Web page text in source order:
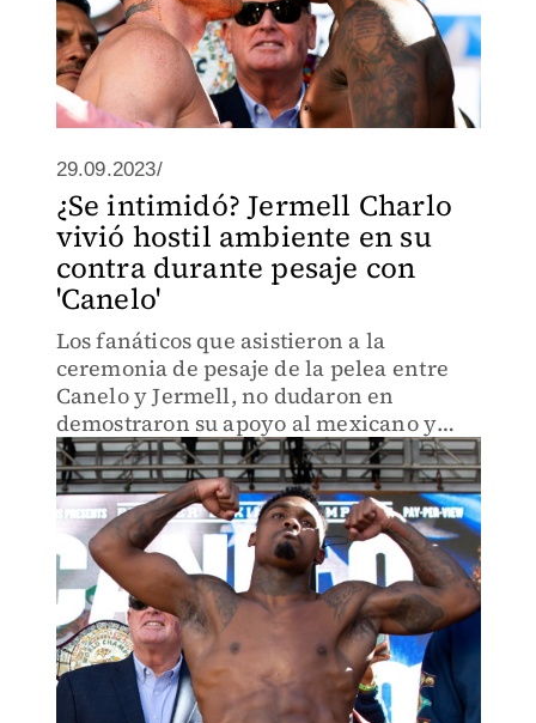
29.09.2023/
¿Se intimidó? Jermell Charlo
vivió hostil ambiente en su
contra durante pesaje con
'Canelo'
Los fanáticos que asistieron a la
ceremonia de pesaje de la pelea entre
Canelo y Jermell, no dudaron en
demostraron su apoyo al mexicano y
recibieron a Charlo con abucheos en la
Plaza Toshiba.